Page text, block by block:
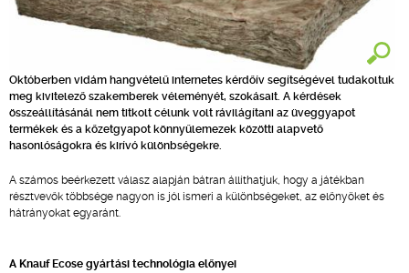
Októberben vidám hangvételű internetes kérdőív segítségével tudakoltuk
meg kivitelező szakemberek véleményét, szokásait. A kérdések
összeállításánál nem titkolt célunk volt rávilágítani az üveggyapot
termékek és a kőzetgyapot könnyűlemezek közötti alapvető
hasonlóságokra és kirívó különbségekre.
A számos beérkezett válasz alapján bátran állíthatjuk, hogy a játékban
résztvevők többsége nagyon is jól ismeri a különbségeket, az előnyöket és
hátrányokat egyaránt.
A Knauf Ecose gyártási technológia előnyei